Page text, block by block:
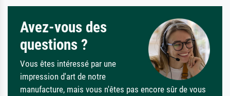
Avez-vous des
questions ?
Vous êtes intéressé par une
impression d'art de notre
manufacture, mais vous n'êtes pas encore sûr de vous